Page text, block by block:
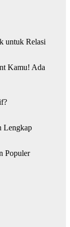
untuk Relasi
Kamu! Ada
Lengkap
Populer